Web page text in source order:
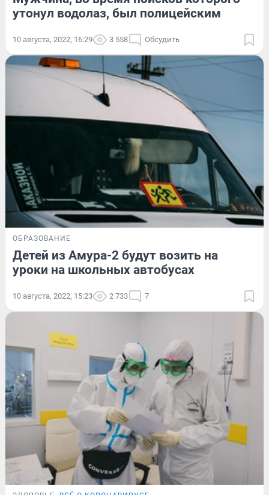
утонул водолаз, был полицейским
10 августа, 2022, 16:29 3 558 Обсудить
ОБРАЗОВАНИЕ
Детей из Амура-2 будут возить на
уроки на школьных автобусах
10 августа, 2022, 15:23 2 733 7